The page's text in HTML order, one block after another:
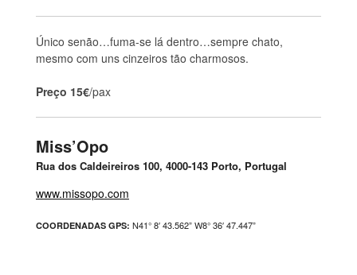
Único senão…fuma-se lá dentro…sempre chato,
mesmo com uns cinzeiros tão charmosos.
Preço 15€/pax
Miss’Opo
Rua dos Caldeireiros 100, 4000-143 Porto, Portugal
www.missopo.com
COORDENADAS GPS: N41° 8′ 43.562” W8° 36′ 47.447”